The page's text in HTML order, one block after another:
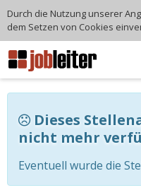
Dieses
nicht mehr
Eventuell wurde die
Durch die Nutzung unserer
dem Setzen von Cookies